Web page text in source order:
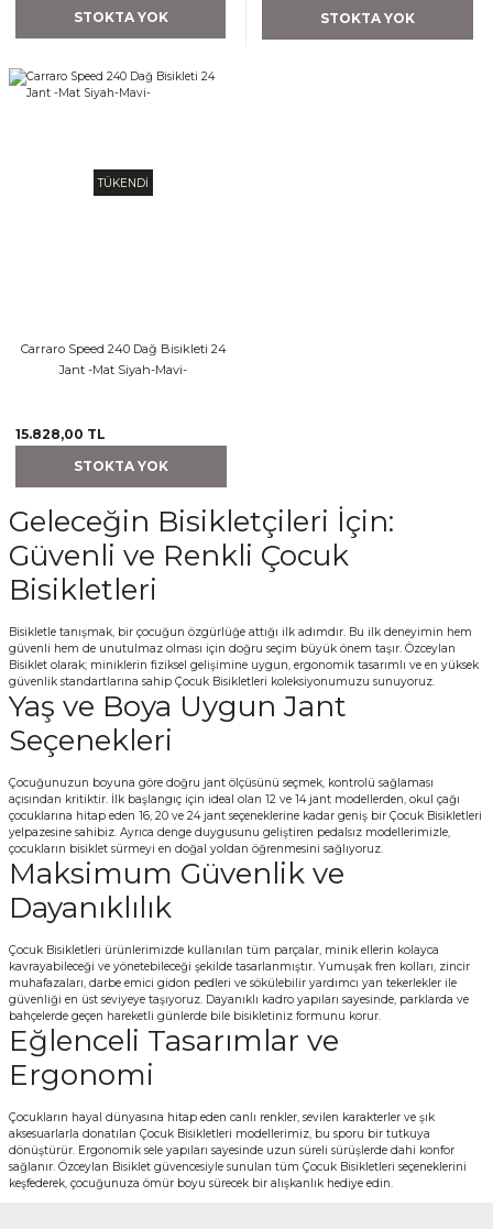
STOKTA YOK STOKTA YOK
TÜKENDİ
Carraro Speed 240 Dağ Bisikleti 24
Jant -Mat Siyah-Mavi-
15.828,00 TL
STOKTA YOK
Geleceğin Bisikletçileri İçin:
Güvenli ve Renkli Çocuk
Bisikletleri
Bisikletle tanışmak, bir çocuğun özgürlüğe attığı ilk adımdır. Bu ilk deneyimin hem
güvenli hem de unutulmaz olması için doğru seçim büyük önem taşır. Özceylan
Bisiklet olarak; miniklerin fiziksel gelişimine uygun, ergonomik tasarımlı ve en yüksek
güvenlik standartlarına sahip Çocuk Bisikletleri koleksiyonumuzu sunuyoruz.
Yaş ve Boya Uygun Jant
Seçenekleri
Çocuğunuzun boyuna göre doğru jant ölçüsünü seçmek, kontrolü sağlaması
açısından kritiktir. İlk başlangıç için ideal olan 12 ve 14 jant modellerden, okul çağı
çocuklarına hitap eden 16, 20 ve 24 jant seçeneklerine kadar geniş bir Çocuk Bisikletleri
yelpazesine sahibiz. Ayrıca denge duygusunu geliştiren pedalsız modellerimizle,
çocukların bisiklet sürmeyi en doğal yoldan öğrenmesini sağlıyoruz.
Maksimum Güvenlik ve
Dayanıklılık
Çocuk Bisikletleri ürünlerimizde kullanılan tüm parçalar, minik ellerin kolayca
kavrayabileceği ve yönetebileceği şekilde tasarlanmıştır. Yumuşak fren kolları, zincir
muhafazaları, darbe emici gidon pedleri ve sökülebilir yardımcı yan tekerlekler ile
güvenliği en üst seviyeye taşıyoruz. Dayanıklı kadro yapıları sayesinde, parklarda ve
bahçelerde geçen hareketli günlerde bile bisikletiniz formunu korur.
Eğlenceli Tasarımlar ve
Ergonomi
Çocukların hayal dünyasına hitap eden canlı renkler, sevilen karakterler ve şık
aksesuarlarla donatılan Çocuk Bisikletleri modellerimiz, bu sporu bir tutkuya
dönüştürür. Ergonomik sele yapıları sayesinde uzun süreli sürüşlerde dahi konfor
sağlanır. Özceylan Bisiklet güvencesiyle sunulan tüm Çocuk Bisikletleri seçeneklerini
keşfederek, çocuğunuza ömür boyu sürecek bir alışkanlık hediye edin.